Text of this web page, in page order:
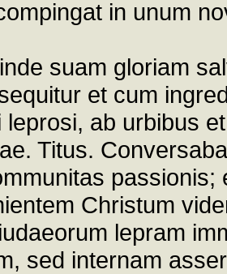
in unum
suam gloriam
et cum
leprosi, ab urbibus
Titus.
Christum
lepram
sed internam